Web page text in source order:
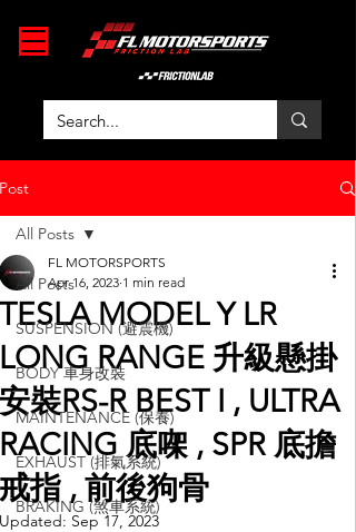
Post
All Posts
SUSPENSION (避震機)
BODY 車身改裝
MAINTENANCE (保養)
EXHAUST (排氣系統)
BRAKING (煞車系統)
All Posts
TESLA MODEL Y LR
LONG RANGE 升級懸掛
安裝RS-R BEST I , ULTRA
RACING 底㗎 , SPR 底擔
戒指 , 前後狗骨
FL MOTORSPORTS
Apr 16, 2023 1 min read
Updated: Sep 17, 2023